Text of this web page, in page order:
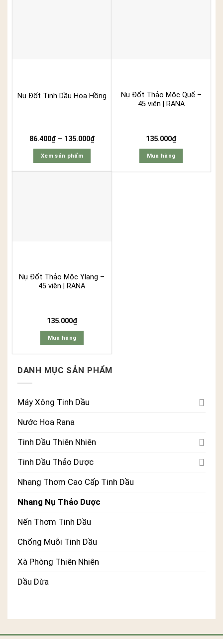
Nụ Đốt Tinh Dầu Hoa Hồng
86.400₫ – 135.000₫Khoảng
giá:
135.000₫
Xem sản phẩm
có
chọn
trên
trang
sản
phẩm
Nụ Đốt Thảo Mộc Quế –
45 viên | RANA
135.000₫
Mua hàng
Nụ Đốt Thảo Mộc Ylang –
45 viên | RANA
135.000₫
Mua hàng
DANH MỤC SẢN PHẨM
Máy Xông Tinh Dầu
Nước Hoa Rana
Tinh Dầu Thiên Nhiên
Tinh Dầu Thảo Dược
Nhang Thơm Cao Cấp Tinh Dầu
Nhang Nụ Thảo Dược
Nến Thơm Tinh Dầu
Chống Muỗi Tinh Dầu
Xà Phòng Thiên Nhiên
Dầu Dừa